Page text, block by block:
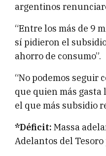
argentinos
“Entre los más de 9
sí pidieron el
ahorro de consumo”.
“No podemos seguir
que quien más gasta
el que más subsidio
*Déficit: Massa
Adelantos del